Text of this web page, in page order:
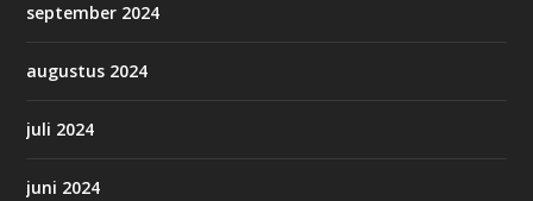
september 2024
augustus 2024
juli 2024
juni 2024